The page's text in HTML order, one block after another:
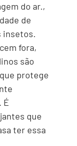
do ar.,
de
insetos.
fora,
são
protege
É
que
ter essa